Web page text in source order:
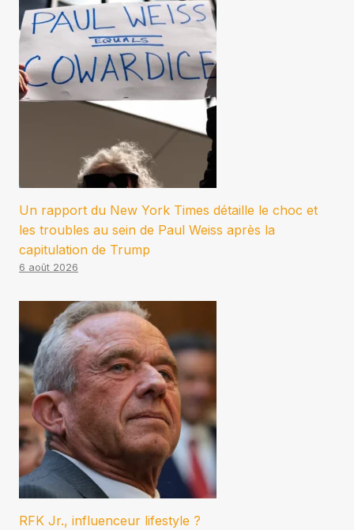
Un rapport du New York Times détaille le choc et
les troubles au sein de Paul Weiss après la
capitulation de Trump
6 août 2026
RFK Jr., influenceur lifestyle ?